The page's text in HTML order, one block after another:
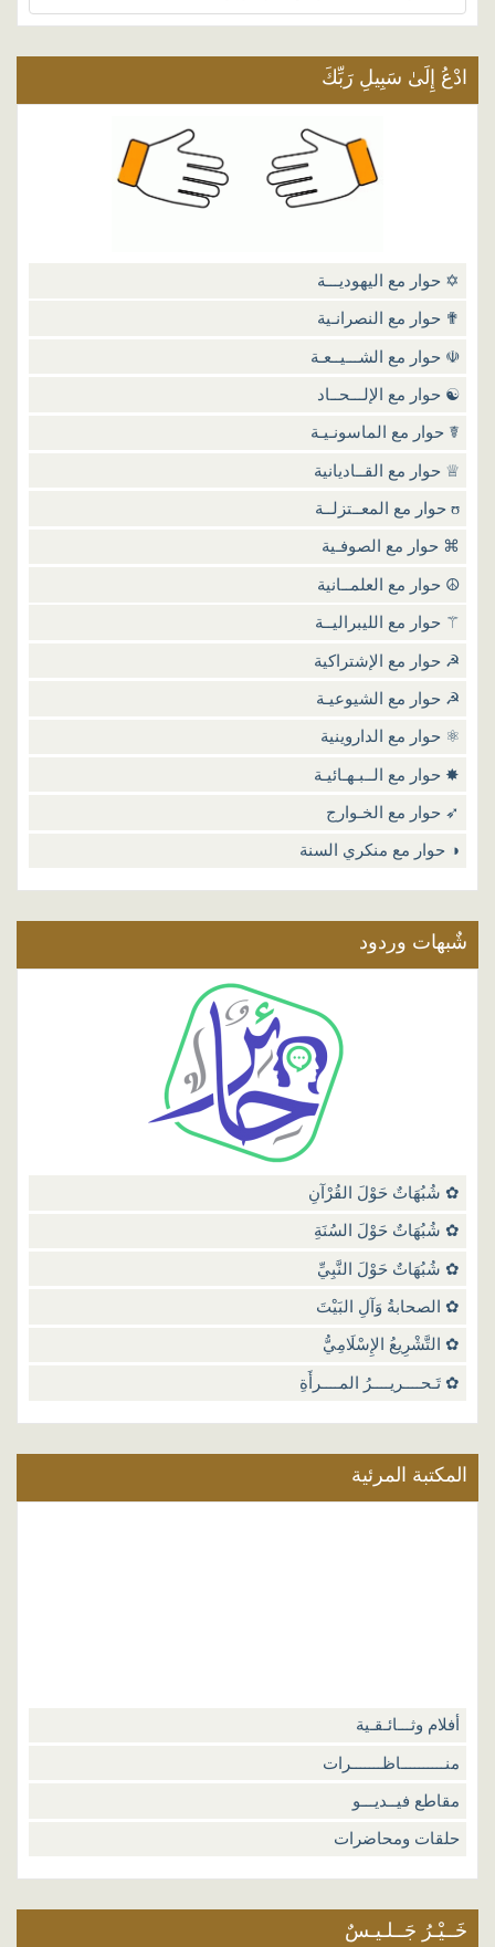
إِلَىٰ سَبِيلِ رَبِّكَ
حوار مع اليهوديـــة
حوار مع الشـــيــعـة
حوار مع الإلـــحــاد
حوار مع القــاديانية
حوار مع العلمــانية
حوار مع الليبراليــة
حوار مع الشيوعيـة
حوار مع الداروينية
حوار مع الــبـهـائيـة
حوار مع منكري السنة
شُبُهَاتٌ حَوْلَ السُنَةِ
شُبُهَاتٌ حَوْلَ النَّبِيِّ
المرئية